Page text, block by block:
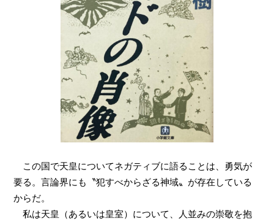
この国で天皇についてネガティブに語ることは、勇気が
要る。言論界にも〝犯すべからざる神域〟が存在している
からだ。
私は天皇（あるいは皇室）について、人並みの崇敬を抱